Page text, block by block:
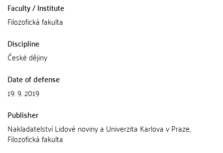
Faculty / Institute
Filozofická fakulta
Discipline
České dějiny
Date of defense
19. 9. 2019
Publisher
Nakladatelství Lidové noviny a Univerzita Karlova v Praze,
Filozofická fakulta